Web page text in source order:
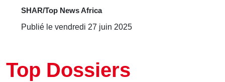
SHAR/Top News Africa
Publié le vendredi 27 juin 2025
Top Dossiers